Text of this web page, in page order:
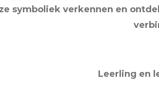
symboliek verkennen en
Leerling en